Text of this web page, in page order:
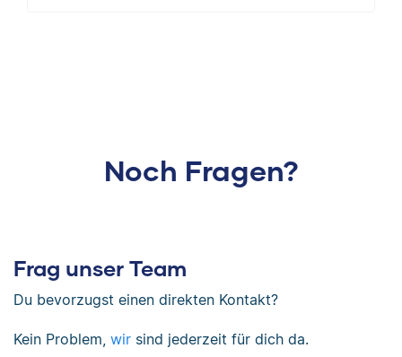
Noch Fragen?
Frag unser Team
Du bevorzugst einen direkten Kontakt?
Kein Problem, wir sind jederzeit für dich da.